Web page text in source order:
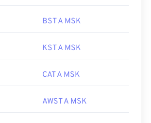
BST A MSK
KST A MSK
CAT A MSK
AWST A MSK